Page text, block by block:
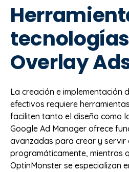
Overlay
La creación e implementación
efectivos requiere
faciliten tanto el diseño como
Google Ad Manager ofrece
avanzadas para crear y servir
programáticamente, mientras
OptinMonster se especializan